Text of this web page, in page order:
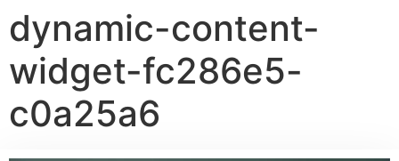
dynamic-content-
widget-fc286e5-
c0a25a6